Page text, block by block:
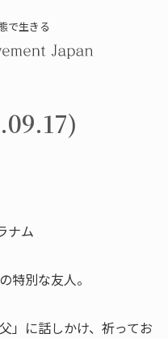
で生きる
ナム
特別な友人。
」に話しかけ、祈ってお